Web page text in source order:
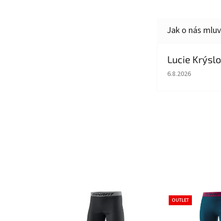
Lucie
Hodnocení
6.8.2026
OUTLET